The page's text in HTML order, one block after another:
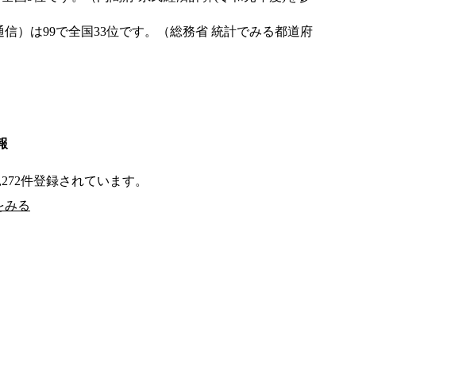
）は99で全国33位です。（総務省 統計でみる都道府
件登録されています。
みる